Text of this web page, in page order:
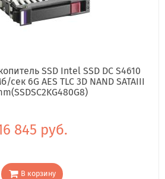
SSD Intel SSD DC S4610
6G AES TLC 3D NAND SATAIII
845 руб.
В корзину